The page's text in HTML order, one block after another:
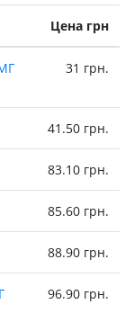
Цена грн
31 грн.
41.50 грн.
83.10 грн.
85.60 грн.
88.90 грн.
96.90 грн.